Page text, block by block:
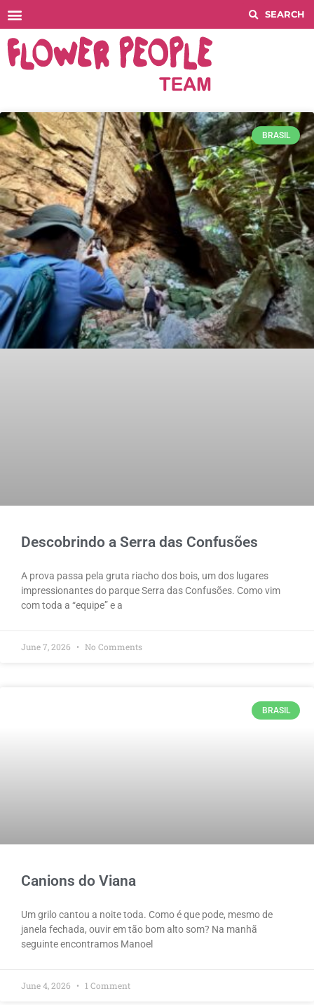
BRASIL
Descobrindo a Serra das Confusões
A prova passa pela gruta riacho dos bois, um dos lugares
impressionantes do parque Serra das Confusões. Como vim
com toda a “equipe” e a
June 7, 2026 No Comments
BRASIL
Canions do Viana
Um grilo cantou a noite toda. Como é que pode, mesmo de
janela fechada, ouvir em tão bom alto som? Na manhã
seguinte encontramos Manoel
June 4, 2026 1 Comment